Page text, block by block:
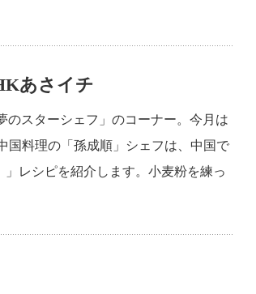
あさイチ
のスターシェフ」のコーナー。今月は
国料理の「孫成順」シェフは、中国で
レシピを紹介します。小麦粉を練っ